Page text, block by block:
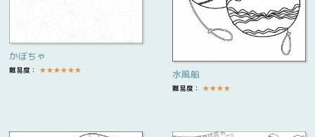
かぼちゃ
難易度： ★★★★★★ 水風船
難易度： ★★★★